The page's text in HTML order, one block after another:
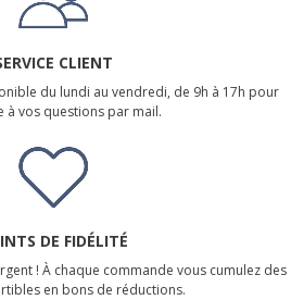
CLIENT
du lundi au vendredi, de 9h à 17h pour
à vos questions par mail.
DE FIDÉLITÉ
! À chaque commande vous cumulez des
en bons de réductions.